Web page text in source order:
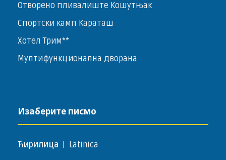
Отворено пливалиште Кошутњак
Спортски камп Караташ
Хотел Трим**
Мултифункционална дворана
Изаберите писмо
Ћирилица Latinica